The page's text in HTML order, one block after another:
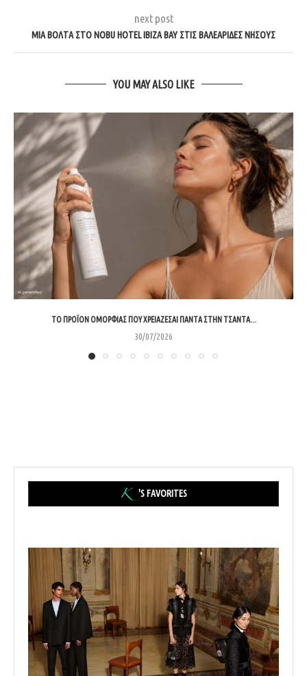
next post
ΜΊΑ ΒΌΛΤΑ ΣΤΟ NOBU HOTEL IBIZA BAY ΣΤΙΣ ΒΑΛΕΑΡΊΔΕΣ ΝΉΣΟΥΣ
YOU MAY ALSO LIKE
ΤΟ ΠΡΟΪΌΝ ΟΜΟΡΦΙΆΣ ΠΟΥ ΧΡΕΙΆΖΕΣΑΙ ΠΆΝΤΑ ΣΤΗΝ ΤΣΆΝΤΑ...
30/07/2026
'S FAVORITES